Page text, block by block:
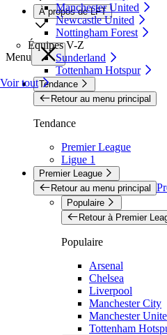
Manchester United
Newcastle United
Nottingham Forest
Équipes V-Z
Sunderland
Tottenham Hotspur
Voir tout
À propos de LFT
Menu
Tendance
Retour au menu principal
Tendance
Premier League
Ligue 1
Premier League
Retour au menu principal
Populaire
Retour à Premier
Populaire
Arsenal
Chelsea
Liverpool
Manchester City
Manchester
Tottenham